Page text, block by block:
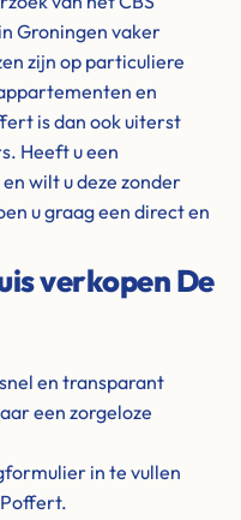
Groningen vaker
zijn op particuliere
en
is dan ook uiterst
Heeft u een
wilt u deze zonder
u graag een direct en
verkopen De
en transparant
een zorgeloze
in te vullen
Poffert.